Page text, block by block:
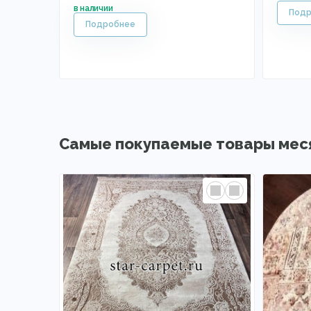
Самые покупаемые товары